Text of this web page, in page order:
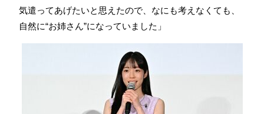
気遣ってあげたいと思えたので、なにも考えなくても、
自然に“お姉さん”になっていました」